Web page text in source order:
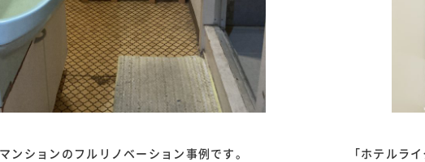
ンションのフルリノベーション事例です。
「ホテルラ